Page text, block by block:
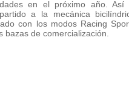
en el próximo año. Así
a la mecánica
con los modos Racing
de comercialización.